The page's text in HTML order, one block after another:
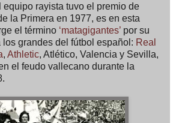
equipo rayista tuvo el premio de
la Primera en 1977, es en esta
el término ‘matagigantes’ por su
grandes del fútbol español: Real
, Athletic, Atlético, Valencia y Sevilla,
el feudo vallecano durante la